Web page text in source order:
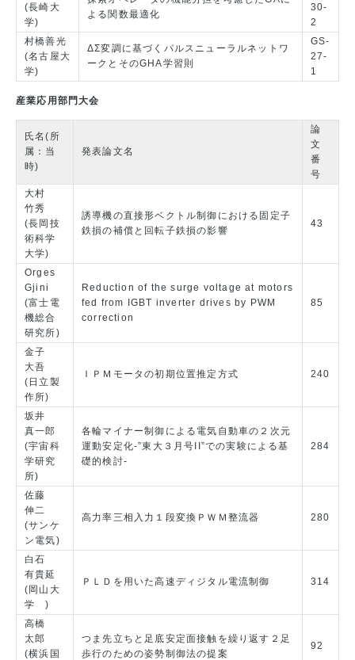
(長崎大
学)
よる関数最適化
30-
2
村橋善光
(名古屋大
学)
ΔΣ変調に基づくパルスニューラルネットワ
ークとそのGHA学習則
GS-
27-
1
産業応用部門大会
氏名(所
属：当
時)
発表論文名
論
文
番
号
大村
竹秀
(長岡技
術科学
大学)
誘導機の直接形ベクトル制御における固定子
鉄損の補償と回転子鉄損の影響
43
Orges
Gjini
(富士電
機総合
研究所)
Reduction of the surge voltage at motors
fed from IGBT inverter drives by PWM
correction
85
金子
大吾
(日立製
作所)
ＩＰＭモータの初期位置推定方式 240
坂井
真一郎
(宇宙科
学研究
所)
各輪マイナー制御による電気自動車の２次元
運動安定化-”東大３月号II”での実験による基
礎的検討-
284
佐藤
伸二
(サンケ
ン電気)
高力率三相入力１段変換ＰＷＭ整流器 280
白石
有貴延
(岡山大
学 )
ＰＬＤを用いた高速ディジタル電流制御 314
高橋
太郎
(横浜国
つま先立ちと足底安定面接触を繰り返す２足
歩行のための姿勢制御法の提案
92